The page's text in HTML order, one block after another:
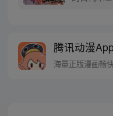
追查之下
蛇妖紫殇
腾讯动漫App
海量正版漫画畅